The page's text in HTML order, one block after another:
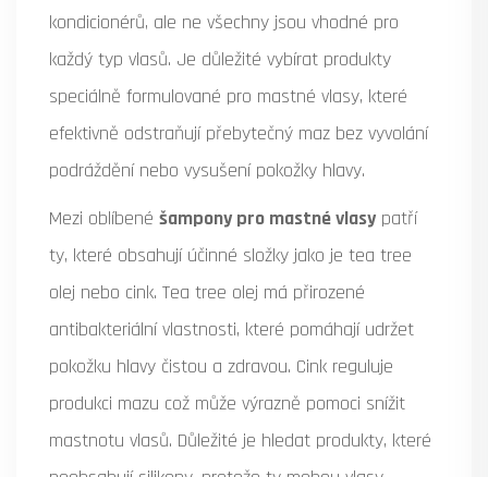
kondicionérů, ale ne všechny jsou vhodné pro
každý typ vlasů. Je důležité vybírat produkty
speciálně formulované pro mastné vlasy, které
efektivně odstraňují přebytečný maz bez vyvolání
podráždění nebo vysušení pokožky hlavy.
Mezi oblíbené šampony pro mastné vlasy patří
ty, které obsahují účinné složky jako je tea tree
olej nebo cink. Tea tree olej má přirozené
antibakteriální vlastnosti, které pomáhají udržet
pokožku hlavy čistou a zdravou. Cink reguluje
produkci mazu což může výrazně pomoci snížit
mastnotu vlasů. Důležité je hledat produkty, které